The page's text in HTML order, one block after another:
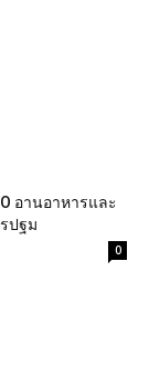
อานอาหารและ
ปฐม
0